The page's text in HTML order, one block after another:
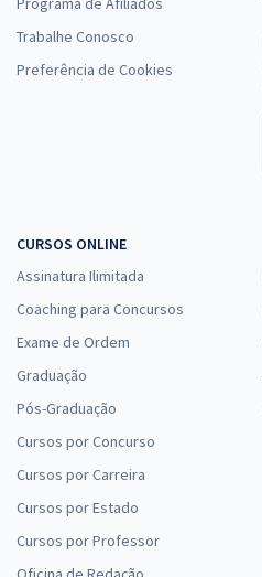
Trabalhe Conosco
Preferência de Cookies
CURSOS ONLINE
Assinatura Ilimitada
Coaching para Concursos
Exame de Ordem
Graduação
Pós-Graduação
Cursos por Concurso
Cursos por Carreira
Cursos por Estado
Cursos por Professor